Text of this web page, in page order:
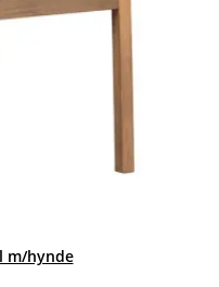
m/hynde